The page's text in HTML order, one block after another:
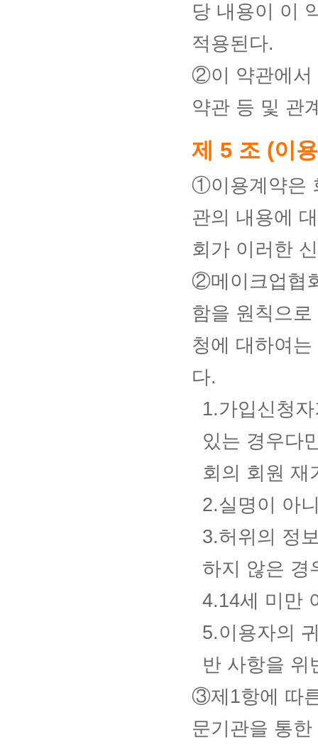
당 내용이 이
적용된다.
②이 약관에서
약관 등 및 관
제 5 조 (이
①이용계약은
관의 내용에
회가 이러한
②메이크업협
함을 원칙으
청에 대하여
다.
1.가입신청
있는 경우다
회의 회원 재
2.실명이 아
3.허위의 정
하지 않은 경
4.14세 미만
5.이용자의
반 사항을 위
③제1항에 따
문기관을 통